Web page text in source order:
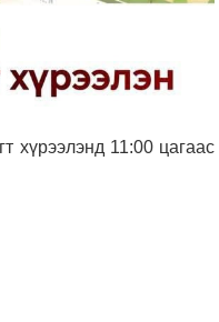
хүрээлэнд 11:00 цагаас